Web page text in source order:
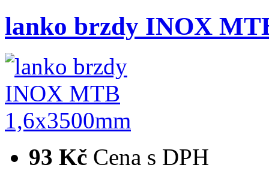
lanko brzdy INOX
93 Kč Cena s DPH